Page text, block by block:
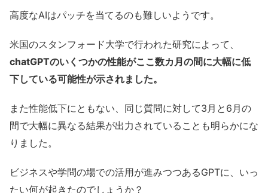
高度なAIはパッチを当てるのも難しいようです。
米国のスタンフォード大学で行われた研究によって、
chatGPTのいくつかの性能がここ数カ月の間に大幅に低
下している可能性が示されました。
また性能低下にともない、同じ質問に対して3月と6月の
間で大幅に異なる結果が出力されていることも明らかにな
りました。
ビジネスや学問の場での活用が進みつつあるGPTに、いっ
たい何が起きたのでしょうか？